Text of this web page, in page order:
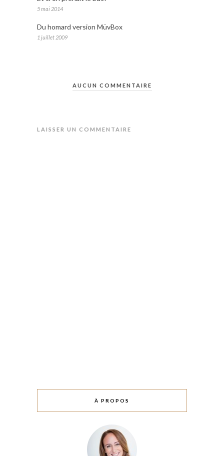
5 mai 2014
Du homard version MüvBox
1 juillet 2009
AUCUN COMMENTAIRE
LAISSER UN COMMENTAIRE
À PROPOS